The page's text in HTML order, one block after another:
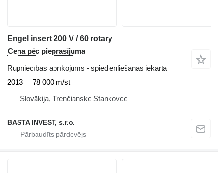
Engel insert 200 V / 60 rotary
Cena pēc pieprasījuma
Rūpniecības aprīkojums - spiedienliešanas iekārta
2013
78 000 m/st
Slovākija, Trenčianske Stankovce
BASTA INVEST, s.r.o.